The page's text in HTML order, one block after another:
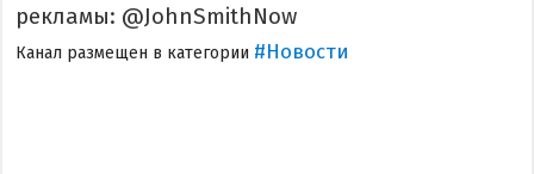
рекламы: @JohnSmithNow
Канал размещен в категории #Новости